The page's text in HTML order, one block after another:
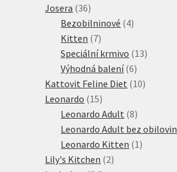
Josera 3636
produktů
Bezobilninové 44
Kitten 77
produktů
Speciální krmivo 1313
Výhodná balení 66
produktů
Kattovit Feline Diet 1010
Leonardo 1515
produktů
Leonardo Adult 88
produktů
Leonardo Adult bez obilovin
Leonardo Kitten 1 1
Lily's Kitchen 22